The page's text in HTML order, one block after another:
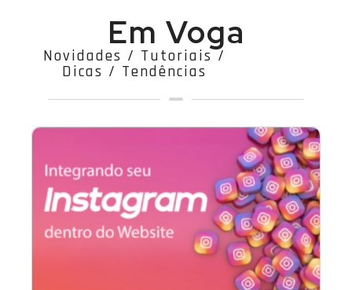
Em Voga
Novidades / Tutoriais /
Dicas / Tendências